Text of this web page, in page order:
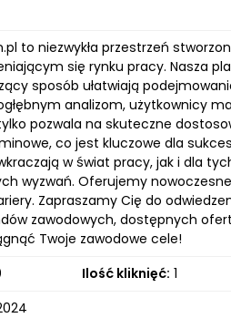
to niezwykła przestrzeń
się rynku pracy. Nasza
sposób ułatwiają
analizom, użytkownicy
pozwala na skuteczne
co jest kluczowe dla
w świat pracy, jak i dla
wyzwań. Oferujemy
Zapraszamy Cię do
zawodowych, dostępnych
Twoje zawodowe cele!
Ilość kliknięć: 1